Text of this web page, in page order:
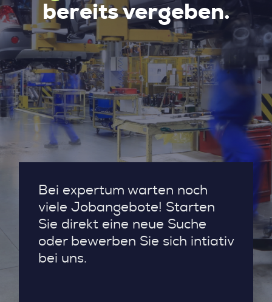
bereits vergeben.
Bei expertum warten noch
viele Jobangebote! Starten
Sie direkt eine neue Suche
oder bewerben Sie sich intiativ
bei uns.